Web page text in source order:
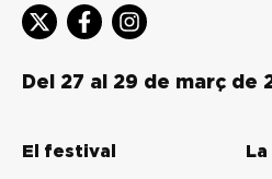
Del 27 al 29 de març de
El festival